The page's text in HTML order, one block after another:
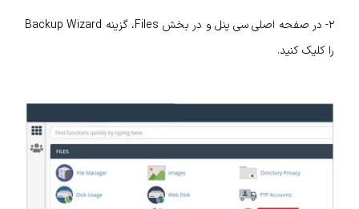
۲- در صفحه اصلی سی پنل و در بخش Files، گزینه Backup Wizard
را کلیک کنید.